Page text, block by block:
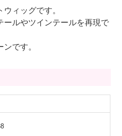
ィッグです。
ールやツインテールを再現で
です。